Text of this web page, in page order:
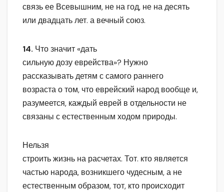
связь ее Всевышним, не на год, не на десять
или двадцать лет. а вечный союз.
14. Что значит «дать
сильную дозу еврейства»? Нужно
рассказывать детям с самого раннего
возраста о том, что еврейский народ вообще и,
разумеется, каждый еврей в отдельности не
связаны с естественным ходом природы.
Нельзя
строить жизнь на расчетах. Тот. кто является
частью народа, возникшего чудесным, а не
естественным образом, тот, кто происходит